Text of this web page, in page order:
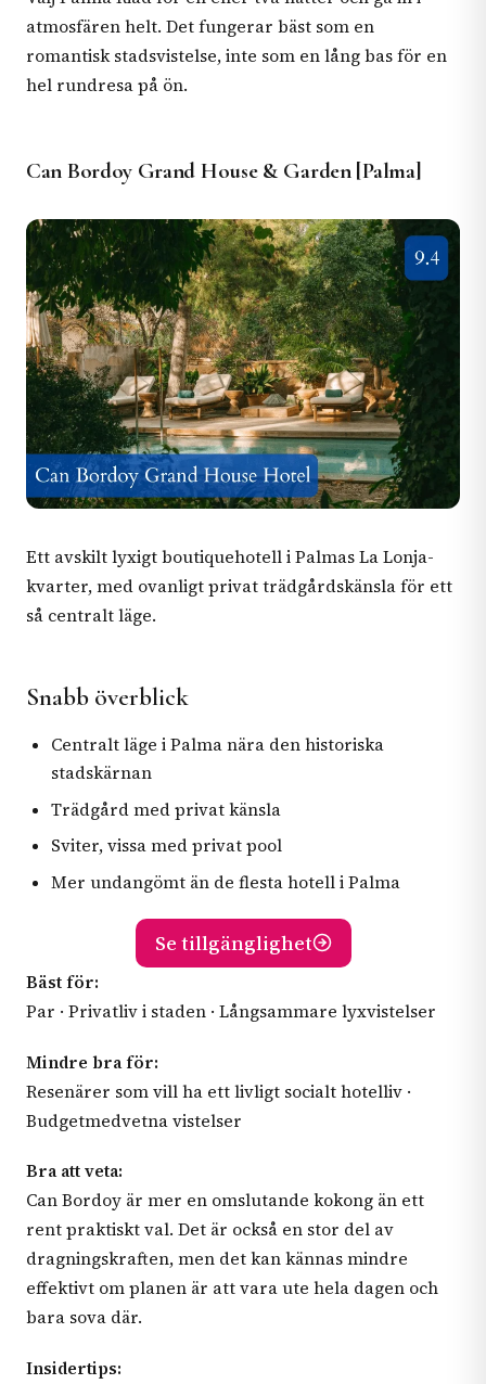
atmosfären helt. Det fungerar bäst som en
romantisk stadsvistelse, inte som en lång bas för en
hel rundresa på ön.
Can Bordoy Grand House & Garden [Palma]
Ett avskilt lyxigt boutiquehotell i Palmas La Lonja-
kvarter, med ovanligt privat trädgårdskänsla för ett
så centralt läge.
Snabb överblick
Centralt läge i Palma nära den historiska
stadskärnan
Trädgård med privat känsla
Sviter, vissa med privat pool
Mer undangömt än de flesta hotell i Palma
Se tillgänglighet
Bäst för:
Par · Privatliv i staden · Långsammare lyxvistelser
Mindre bra för:
Resenärer som vill ha ett livligt socialt hotelliv ·
Budgetmedvetna vistelser
Bra att veta:
Can Bordoy är mer en omslutande kokong än ett
rent praktiskt val. Det är också en stor del av
dragningskraften, men det kan kännas mindre
effektivt om planen är att vara ute hela dagen och
bara sova där.
Insidertips: